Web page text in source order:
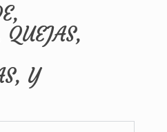
Y